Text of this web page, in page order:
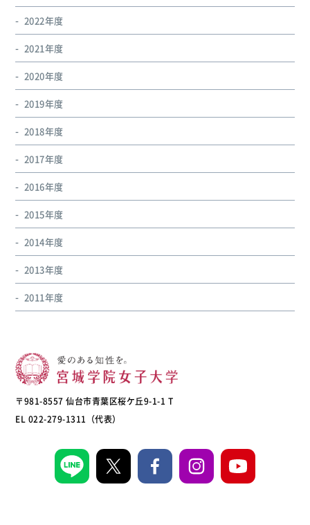
2022年度
2021年度
2020年度
2019年度
2018年度
2017年度
2016年度
2015年度
2014年度
2013年度
2011年度
〒981-8557 仙台市青葉区桜ケ丘9-1-1 T
EL 022-279-1311（代表）